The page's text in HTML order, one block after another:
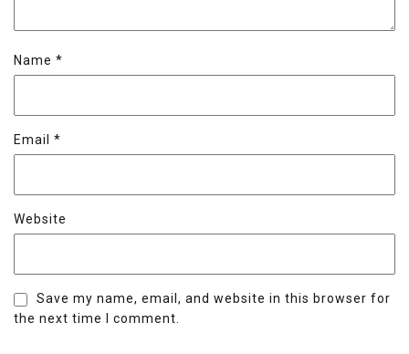
Name *
Email *
Website
Save my name, email, and website in this browser for
the next time I comment.